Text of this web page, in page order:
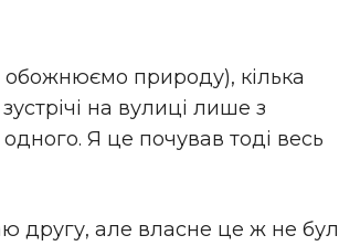
обожнюємо природу), кілька
на вулиці лише з
Я це почував тоді весь
другу, але власне це ж не